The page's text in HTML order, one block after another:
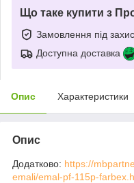
Що таке купити з
Замовлення під
Доступна доставка
Опис Характеристики
Опис
Додатково: https://
emali/emal-pf-115p-